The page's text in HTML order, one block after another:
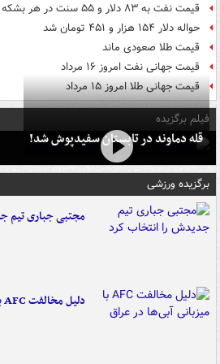
قیمت نفت به ۸۳ دلار و ۵۵ سنت در هر بشکه رسید
حواله دلار ۱۵۴ هزار و ۴۵۱ تومان شد
قیمت طلا صعودی ماند
قیمت جهانی نفت امروز ۱۶ مرداد
قیمت جهانی طلا امروز ۱۵ مرداد
فیلم برگزیده
قله دماوند در تابستان سفیدپوش شد!
برگزیده ورزشی
مجتبی جباری تیم
دلیل مخالفت AFC با میزبانی آبی‌ها در عراق